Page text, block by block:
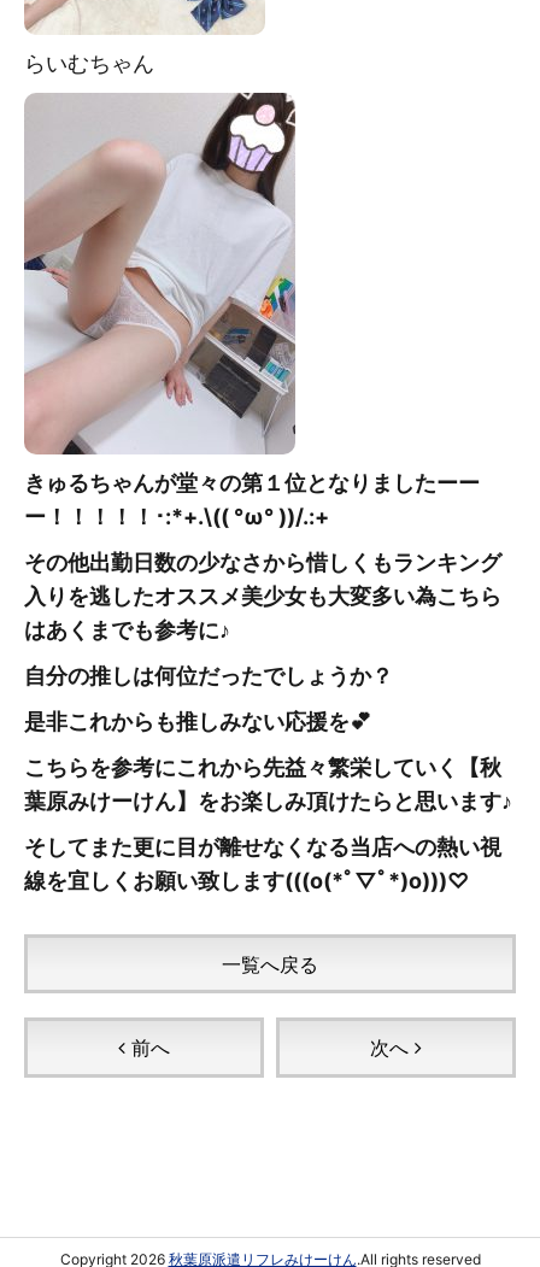
らいむちゃん
きゅるちゃんが堂々の第１位となりましたーー
ー！！！！！ ･:*+.\(( °ω° ))/.:+
その他出勤日数の少なさから惜しくもランキング
入りを逃したオススメ美少女も大変多い為こちら
はあくまでも参考に♪
自分の推しは何位だったでしょうか？
是非これからも推しみない応援を💕
こちらを参考にこれから先益々繁栄していく【秋
葉原みけーけん】をお楽しみ頂けたらと思います♪
そしてまた更に目が離せなくなる当店への熱い視
線を宜しくお願い致します(((o(*ﾟ▽ﾟ*)o)))♡
前へ
一覧へ戻る
次へ
Copyright 2026 秋葉原派遣リフレみけーけん.All rights reserved